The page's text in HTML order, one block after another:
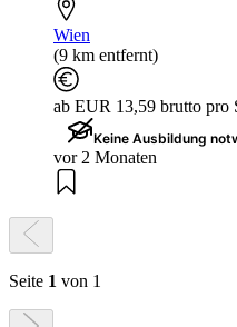
Wien
(9 km entfernt)
ab EUR 13,59 brutto pro
Keine Ausbildung
vor 2 Monaten
Seite 1 von 1